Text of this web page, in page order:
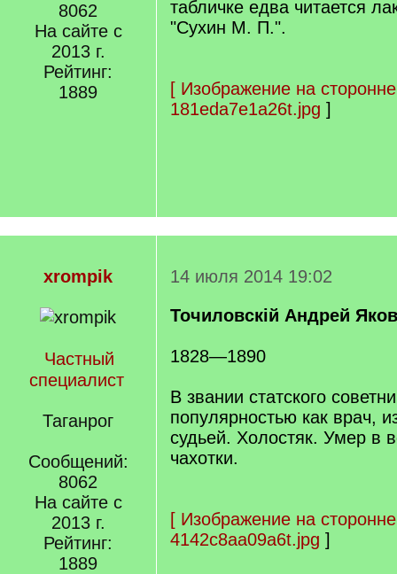
8062
На сайте с
2013 г.
Рейтинг:
1889
табличке едва читается
"Сухин М. П.".
[ Изображение на
181eda7e1a26t.jpg ]
xrompik
Частный
специалист
Таганрог
Сообщений:
8062
На сайте с
2013 г.
Рейтинг:
1889
14 июля 2014 19:02
Точиловскiй Андрей
1828—1890
В звании статского
популярностью как врач,
судьей. Холостяк. Умер в
чахотки.
[ Изображение на
4142c8aa09a6t.jpg ]